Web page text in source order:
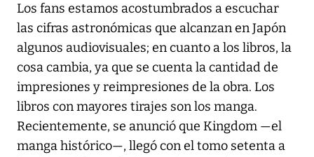
Los fans estamos acostumbrados a escuchar
las cifras astronómicas que alcanzan en Japón
algunos audiovisuales; en cuanto a los libros, la
cosa cambia, ya que se cuenta la cantidad de
impresiones y reimpresiones de la obra. Los
libros con mayores tirajes son los manga.
Recientemente, se anunció que Kingdom —el
manga histórico—, llegó con el tomo setenta a